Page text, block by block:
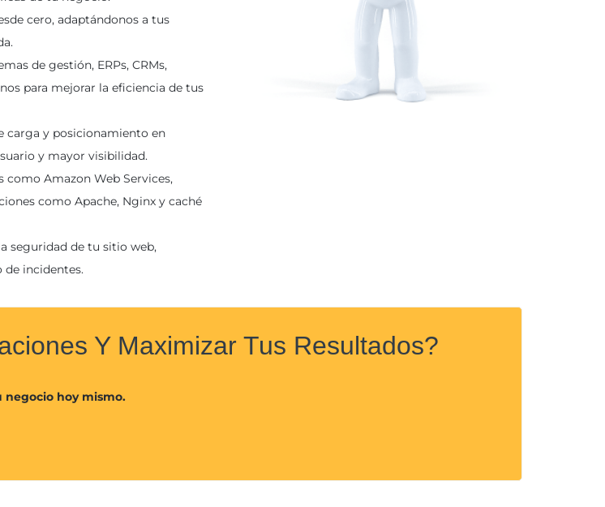
cero, adaptándonos a tus
de gestión, ERPs, CRMs,
para mejorar la eficiencia de tus
carga y posicionamiento en
y mayor visibilidad.
Amazon Web Services,
como Apache, Nginx y caché
seguridad de tu sitio web,
de incidentes.
Y Maximizar Tus Resultados?
negocio hoy mismo.